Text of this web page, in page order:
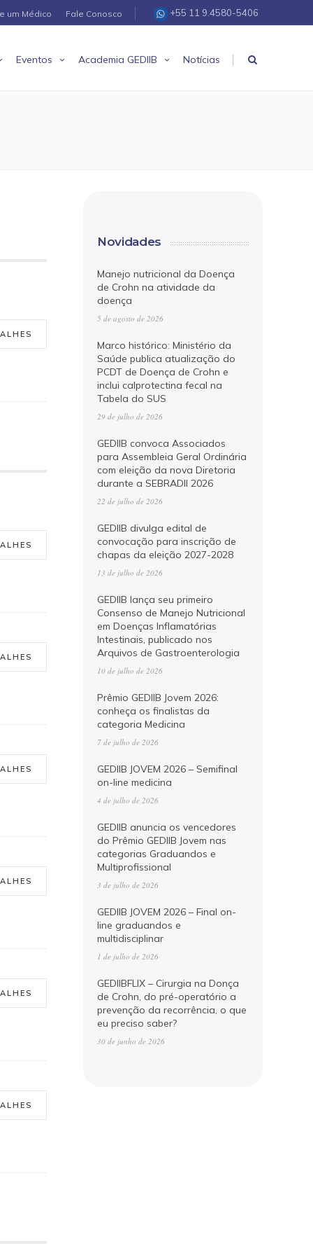
+55 11 9.4580-5406
um Médico Fale Conosco
Eventos Academia GEDIIB Notícias |
Novidades
Manejo nutricional da Doença
de Crohn na atividade da
doença
5 de agosto de 2026
Marco histórico: Ministério da
Saúde publica atualização do
PCDT de Doença de Crohn e
inclui calprotectina fecal na
Tabela do SUS
29 de julho de 2026
GEDIIB convoca Associados
para Assembleia Geral Ordinária
com eleição da nova Diretoria
durante a SEBRADII 2026
22 de julho de 2026
GEDIIB divulga edital de
convocação para inscrição de
chapas da eleição 2027-2028
13 de julho de 2026
GEDIIB lança seu primeiro
Consenso de Manejo Nutricional
em Doenças Inflamatórias
Intestinais, publicado nos
Arquivos de Gastroenterologia
10 de julho de 2026
Prêmio GEDIIB Jovem 2026:
conheça os finalistas da
categoria Medicina
7 de julho de 2026
GEDIIB JOVEM 2026 – Semifinal
on-line medicina
4 de julho de 2026
GEDIIB anuncia os vencedores
do Prêmio GEDIIB Jovem nas
categorias Graduandos e
Multiprofissional
3 de julho de 2026
GEDIIB JOVEM 2026 – Final on-
line graduandos e
multidisciplinar
1 de julho de 2026
GEDIIBFLIX – Cirurgia na Donça
de Crohn, do pré-operatório a
prevenção da recorrência, o que
eu preciso saber?
30 de junho de 2026